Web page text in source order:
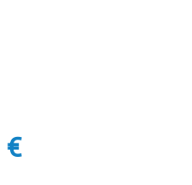
€Il
prezzo